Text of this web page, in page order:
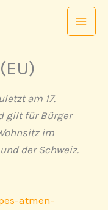
am 17.
gilt für Bürger
im
der Schweiz.
atmen-